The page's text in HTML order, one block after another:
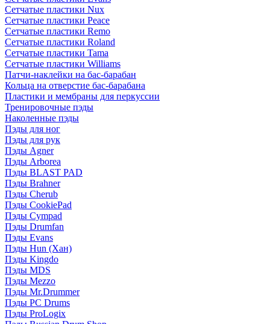
Сетчатые пластики Nux
Сетчатые пластики Peace
Сетчатые пластики Remo
Сетчатые пластики Roland
Сетчатые пластики Tama
Сетчатые пластики Williams
Патчи-наклейки на бас-барабан
Кольца на отверстие бас-барабана
Пластики и мембраны для перкуссии
Тренировочные пэды
Наколенные пэды
Пэды для ног
Пэды для рук
Пэды Agner
Пэды Arborea
Пэды BLAST PAD
Пэды Brahner
Пэды Cherub
Пэды CookiePad
Пэды Cympad
Пэды Drumfan
Пэды Evans
Пэды Hun (Хан)
Пэды Kingdo
Пэды MDS
Пэды Mezzo
Пэды Mr.Drummer
Пэды PC Drums
Пэды ProLogix